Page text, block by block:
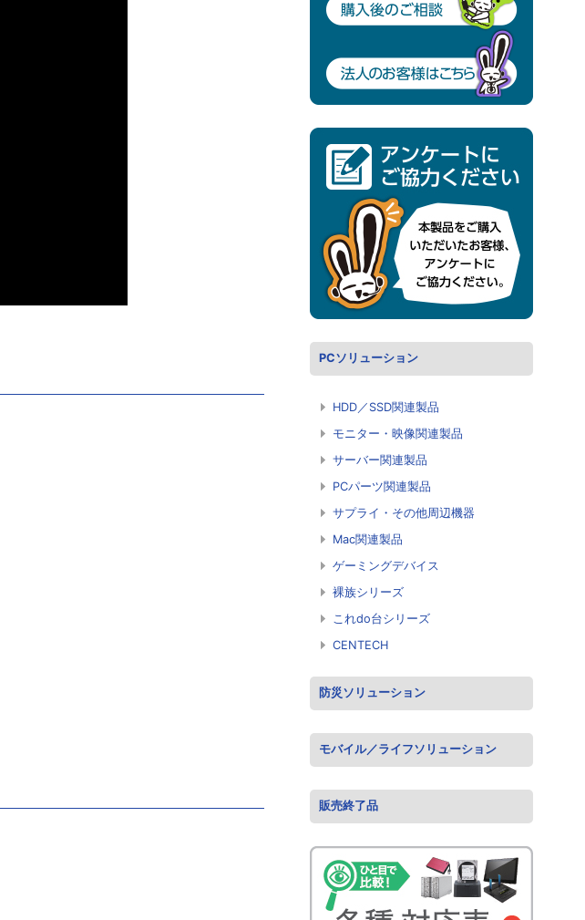
PCソリューション
HDD／SSD関連製品
モニター・映像関連製品
サーバー関連製品
PCパーツ関連製品
サプライ・その他周辺機器
Mac関連製品
ゲーミングデバイス
裸族シリーズ
これdo台シリーズ
CENTECH
防災ソリューション
モバイル／ライフソリューション
販売終了品